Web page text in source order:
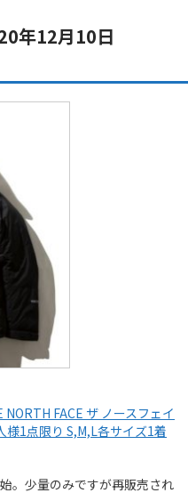
年12月10日
FACE ザ ノースフェイ
様1点限り S,M,L各サイズ1着
。少量のみですが再販売され